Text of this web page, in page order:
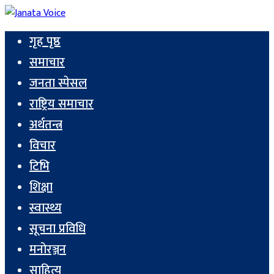
गृह पृष्ठ
समाचार
जनता स्पेसल
राष्ट्रिय समाचार
अर्थतन्त्र
विचार
टिभि
शिक्षा
स्वास्थ्य
सूचना प्रविधि
मनोरञ्जन